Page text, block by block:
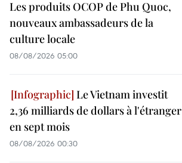
Les produits OCOP de Phu Quoc,
nouveaux ambassadeurs de la
culture locale
08/08/2026 05:00
Le Vietnam investit
2,36 milliards de dollars à l'étranger
en sept mois
08/08/2026 00:30